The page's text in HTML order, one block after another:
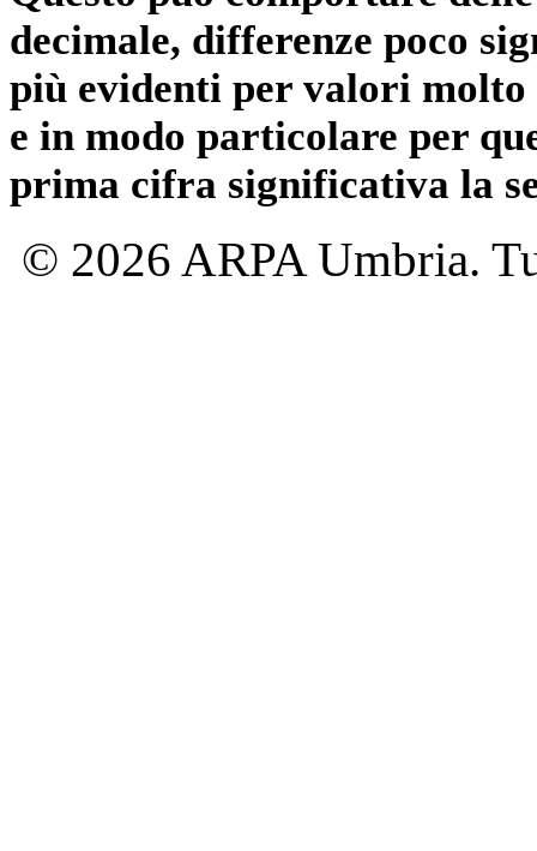
decimale, differenze poco
più evidenti per valori
e in modo particolare per
prima cifra significativa la
© 2026 ARPA Umbria.